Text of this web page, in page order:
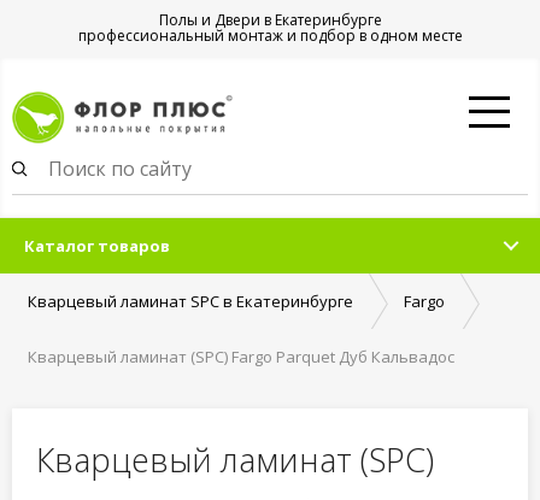
Полы и Двери в Екатеринбурге
профессиональный монтаж и подбор в одном месте
Каталог товаров
Кварцевый ламинат SPC в Екатеринбурге Fargo
Кварцевый ламинат (SPC) Fargo Parquet Дуб Кальвадос
Кварцевый ламинат (SPC)